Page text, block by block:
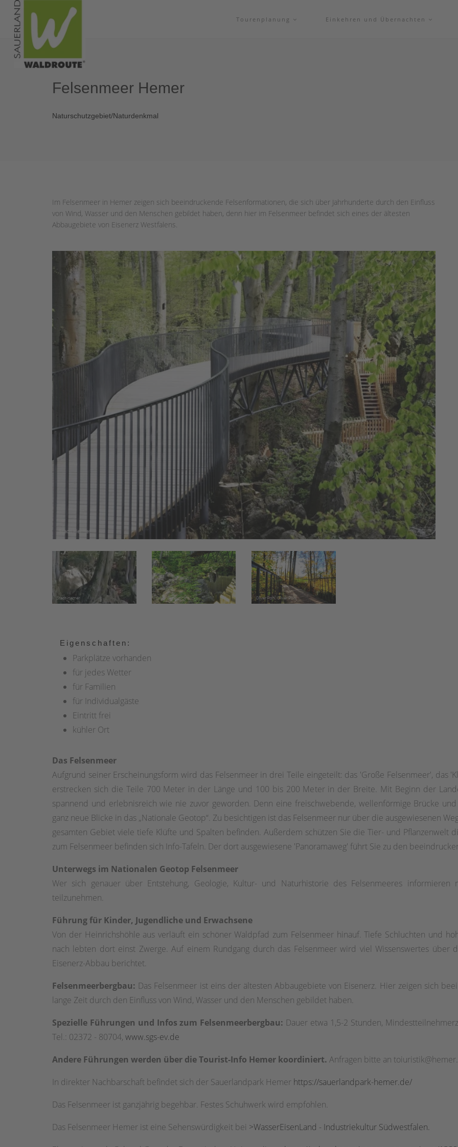
Tourenplanung Einkehren und Übernachten
Felsenmeer Hemer
Naturschutzgebiet/Naturdenkmal
Im Felsenmeer in Hemer zeigen sich beeindruckende Felsenformationen, die sich über Jahrhunderte durch den Einfluss
von Wind, Wasser und den Menschen gebildet haben, denn hier im Felsenmeer befindet sich eines der ältesten
Abbaugebiete von Eisenerz Westfalens.
Eigenschaften:
Parkplätze vorhanden
für jedes Wetter
für Familien
für Individualgäste
Eintritt frei
kühler Ort
Das Felsenmeer
Aufgrund seiner Erscheinungsform wird das Felsenmeer in drei Teile eingeteilt: das 'Große Felsenmeer', das
erstrecken sich die Teile 700 Meter in der Länge und 100 bis 200 Meter in der Breite. Mit Beginn der
spannend und erlebnisreich wie nie zuvor geworden. Denn eine freischwebende, wellenförmige Brücke
ganz neue Blicke in das „Nationale Geotop“. Zu besichtigen ist das Felsenmeer nur über die ausgewiesenen
gesamten Gebiet viele tiefe Klüfte und Spalten befinden. Außerdem schützen Sie die Tier- und Pflanzenwelt
zum Felsenmeer befinden sich Info-Tafeln. Der dort ausgewiesene 'Panoramaweg' führt Sie zu den
Unterwegs im Nationalen Geotop Felsenmeer
Wer sich genauer über Entstehung, Geologie, Kultur- und Naturhistorie des Felsenmeeres
teilzunehmen.
Führung für Kinder, Jugendliche und Erwachsene
Von der Heinrichshöhle aus verläuft ein schöner Waldpfad zum Felsenmeer hinauf. Tiefe Schluchten und
nach lebten dort einst Zwerge. Auf einem Rundgang durch das Felsenmeer wird viel Wissenswertes über
Eisenerz-Abbau berichtet.
Felsenmeerbergbau: Das Felsenmeer ist eins der ältesten Abbaugebiete von Eisenerz. Hier zeigen sich
lange Zeit durch den Einfluss von Wind, Wasser und den Menschen gebildet haben.
Spezielle Führungen und Infos zum Felsenmeerbergbau: Dauer etwa 1,5-2 Stunden,
Tel.: 02372 - 80704, www.sgs-ev.de
Andere Führungen werden über die Tourist-Info Hemer koordiniert. Anfragen bitte an
In direkter Nachbarschaft befindet sich der Sauerlandpark Hemer https://sauerlandpark-hemer.de/
Das Felsenmeer ist ganzjährig begehbar. Festes Schuhwerk wird empfohlen.
Das Felsenmeer Hemer ist eine Sehenswürdigkeit bei >WasserEisenLand - Industriekultur Südwestfalen.